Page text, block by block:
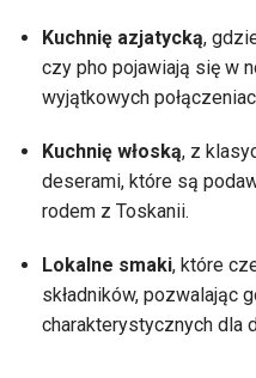
Kuchnię azjatycką,
czy pho pojawiają się w
wyjątkowych
Kuchnię włoską, z
deserami, które są
rodem z Toskanii.
Lokalne smaki, które
składników, pozwalając
charakterystycznych dla